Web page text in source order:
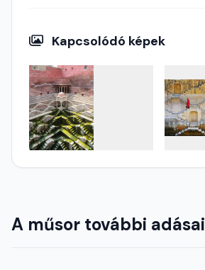
Kapcsolódó képek
A műsor további adásai